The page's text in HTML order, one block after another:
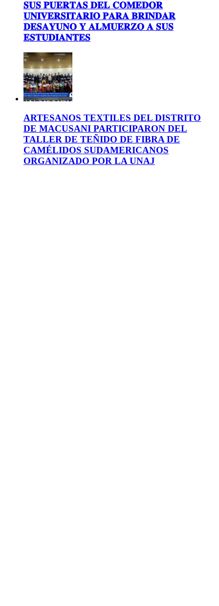
𝐒𝐔𝐒 𝐏𝐔𝐄𝐑𝐓𝐀𝐒 𝐃𝐄𝐋 𝐂𝐎𝐌𝐄𝐃𝐎𝐑
𝐔𝐍𝐈𝐕𝐄𝐑𝐒𝐈𝐓𝐀𝐑𝐈𝐎 𝐏𝐀𝐑𝐀 𝐁𝐑𝐈𝐍𝐃𝐀𝐑
𝐃𝐄𝐒𝐀𝐘𝐔𝐍𝐎 𝐘 𝐀𝐋𝐌𝐔𝐄𝐑𝐙𝐎 𝐀 𝐒𝐔𝐒
𝐄𝐒𝐓𝐔𝐃𝐈𝐀𝐍𝐓𝐄𝐒
ARTESANOS TEXTILES DEL DISTRITO
DE MACUSANI PARTICIPARON DEL
TALLER DE TEÑIDO DE FIBRA DE
CAMÉLIDOS SUDAMERICANOS
ORGANIZADO POR LA UNAJ